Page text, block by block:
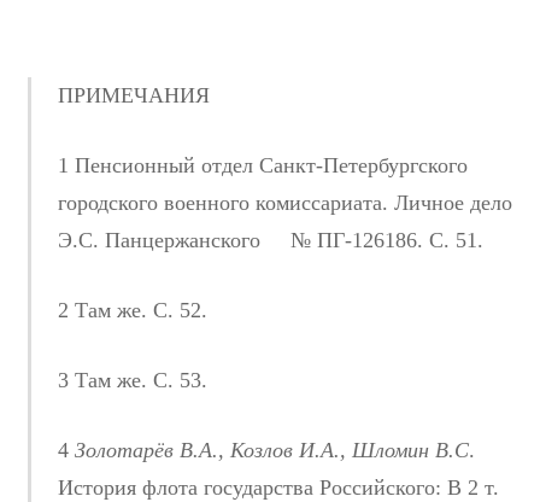
ПРИМЕЧАНИЯ
1 Пенсионный отдел Санкт-Петербургского
городского военного комиссариата. Личное дело
Э.С. Панцержанского № ПГ-126186. С. 51.
2 Там же. С. 52.
3 Там же. С. 53.
4 Золотарёв В.А., Козлов И.А., Шломин В.С.
История флота государства Российского: В 2 т.